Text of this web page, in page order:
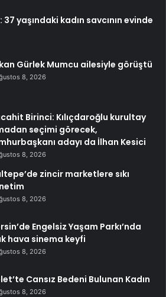
yaşındaki kadın savcının evinde
Gürlek Mumcu ailesiyle görüştü
8, 2026
Birinci: Kılıçdaroğlu kurultay
seçimi görecek,
adayı da İlhan Kesici
8, 2026
zincir marketlere sıkı
8, 2026
Engelsiz Yaşam Parkı’nda
hava sinema keyfi
8, 2026
Cansız Bedeni Bulunan Kadın
8, 2026